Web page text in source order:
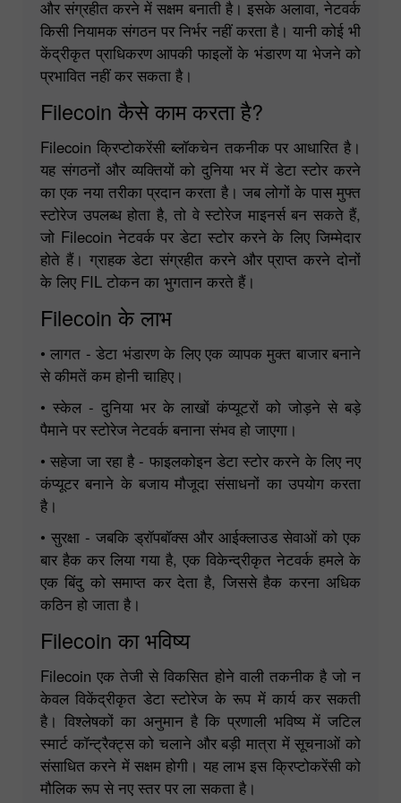
और संग्रहीत करने में सक्षम बनाती है। इसके अलावा, नेटवर्क
किसी नियामक संगठन पर निर्भर नहीं करता है। यानी कोई भी
केंद्रीकृत प्राधिकरण आपकी फाइलों के भंडारण या भेजने को
प्रभावित नहीं कर सकता है।
Filecoin कैसे काम करता है?
Filecoin क्रिप्टोकरेंसी ब्लॉकचेन तकनीक पर आधारित है।
यह संगठनों और व्यक्तियों को दुनिया भर में डेटा स्टोर करने
का एक नया तरीका प्रदान करता है। जब लोगों के पास मुफ्त
स्टोरेज उपलब्ध होता है, तो वे स्टोरेज माइनर्स बन सकते हैं,
जो Filecoin नेटवर्क पर डेटा स्टोर करने के लिए जिम्मेदार
होते हैं। ग्राहक डेटा संग्रहीत करने और प्राप्त करने दोनों
के लिए FIL टोकन का भुगतान करते हैं।
Filecoin के लाभ
• लागत - डेटा भंडारण के लिए एक व्यापक मुक्त बाजार बनाने
से कीमतें कम होनी चाहिए।
• स्केल - दुनिया भर के लाखों कंप्यूटरों को जोड़ने से बड़े
पैमाने पर स्टोरेज नेटवर्क बनाना संभव हो जाएगा।
• सहेजा जा रहा है - फाइलकोइन डेटा स्टोर करने के लिए नए
कंप्यूटर बनाने के बजाय मौजूदा संसाधनों का उपयोग करता
है।
• सुरक्षा - जबकि ड्रॉपबॉक्स और आईक्लाउड सेवाओं को एक
बार हैक कर लिया गया है, एक विकेन्द्रीकृत नेटवर्क हमले के
एक बिंदु को समाप्त कर देता है, जिससे हैक करना अधिक
कठिन हो जाता है।
Filecoin का भविष्य
Filecoin एक तेजी से विकसित होने वाली तकनीक है जो न
केवल विकेंद्रीकृत डेटा स्टोरेज के रूप में कार्य कर सकती
है। विश्लेषकों का अनुमान है कि प्रणाली भविष्य में जटिल
स्मार्ट कॉन्ट्रैक्ट्स को चलाने और बड़ी मात्रा में सूचनाओं को
संसाधित करने में सक्षम होगी। यह लाभ इस क्रिप्टोकरेंसी को
मौलिक रूप से नए स्तर पर ला सकता है।